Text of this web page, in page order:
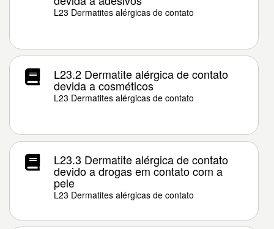
L23 Dermatites alérgicas de contato
L23.2 Dermatite alérgica de contato
devida a cosméticos
L23 Dermatites alérgicas de contato
L23.3 Dermatite alérgica de contato
devido a drogas em contato com a
pele
L23 Dermatites alérgicas de contato